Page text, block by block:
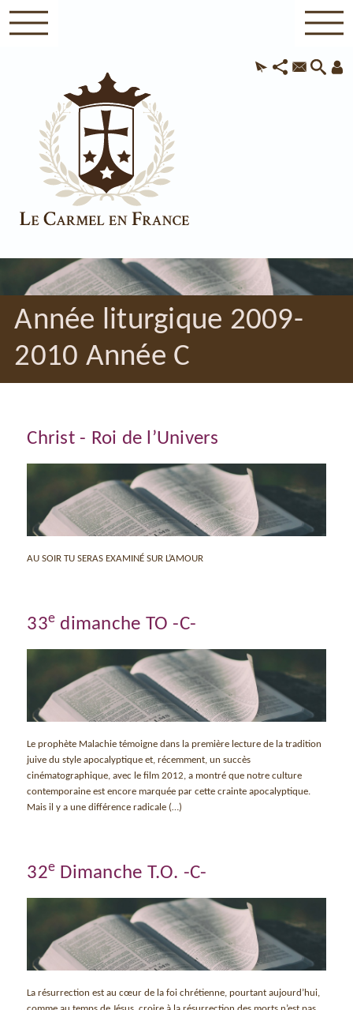
Année liturgique 2009-
2010 Année C
Christ - Roi de l’Univers
AU SOIR TU SERAS EXAMINÉ SUR L’AMOUR
33e dimanche TO -C-
Le prophète Malachie témoigne dans la première lecture de la tradition
juive du style apocalyptique et, récemment, un succès
cinématographique, avec le film 2012, a montré que notre culture
contemporaine est encore marquée par cette crainte apocalyptique.
Mais il y a une différence radicale (…)
32e Dimanche T.O. -C-
La résurrection est au cœur de la foi chrétienne, pourtant aujourd’hui,